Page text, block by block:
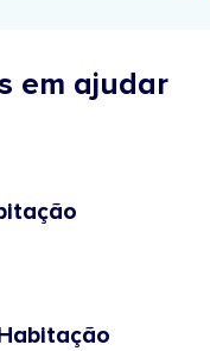
em ajudar